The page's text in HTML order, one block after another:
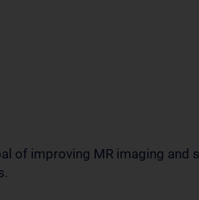
of improving MR imaging and